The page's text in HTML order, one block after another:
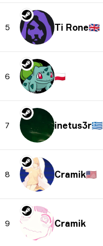
5 Ti Rone🇬🇧
6 🇵🇱
7 inetus3r🇬🇷
8 Cramik🇺🇸
9 Cramik